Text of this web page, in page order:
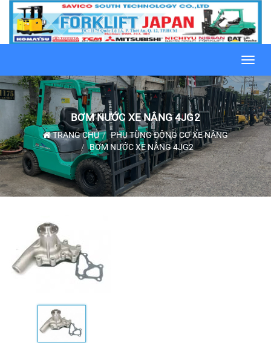
BƠM NƯỚC XE NÂNG 4JG2
TRANG CHỦ
PHỤ TÙNG ĐỘNG CƠ XE NÂNG
BƠM NƯỚC XE NÂNG 4JG2